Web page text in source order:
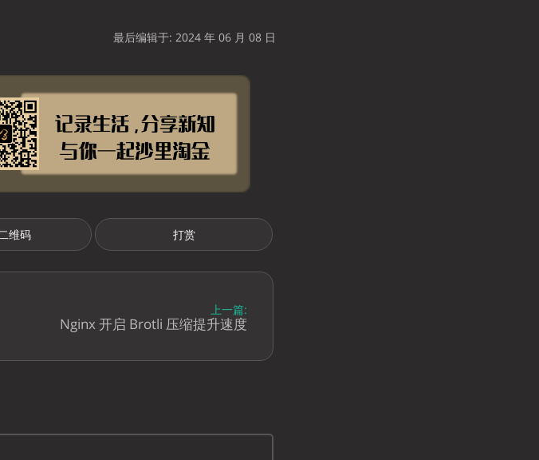
最后编辑于: 2024 年 06 月 08 日
维码 打赏
上一篇:
Nginx 开启 Brotli 压缩提升速度